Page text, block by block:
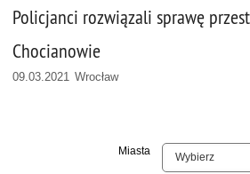
Policjanci rozwiązali sprawę
Chocianowie
09.03.2021 Wrocław
Miasta